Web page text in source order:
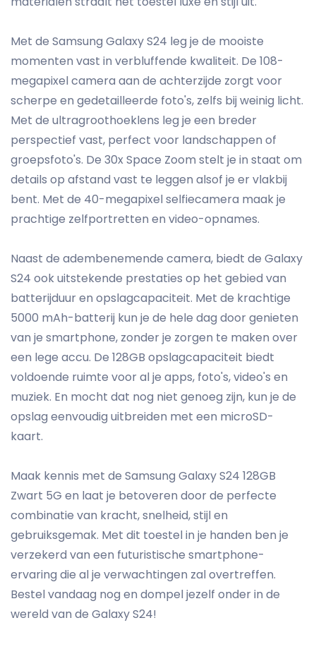
Met de Samsung Galaxy S24 leg je de mooiste
momenten vast in verbluffende kwaliteit. De 108-
megapixel camera aan de achterzijde zorgt voor
scherpe en gedetailleerde foto's, zelfs bij weinig licht.
Met de ultragroothoeklens leg je een breder
perspectief vast, perfect voor landschappen of
groepsfoto's. De 30x Space Zoom stelt je in staat om
details op afstand vast te leggen alsof je er vlakbij
bent. Met de 40-megapixel selfiecamera maak je
prachtige zelfportretten en video-opnames.
Naast de adembenemende camera, biedt de Galaxy
S24 ook uitstekende prestaties op het gebied van
batterijduur en opslagcapaciteit. Met de krachtige
5000 mAh-batterij kun je de hele dag door genieten
van je smartphone, zonder je zorgen te maken over
een lege accu. De 128GB opslagcapaciteit biedt
voldoende ruimte voor al je apps, foto's, video's en
muziek. En mocht dat nog niet genoeg zijn, kun je de
opslag eenvoudig uitbreiden met een microSD-
kaart.
Maak kennis met de Samsung Galaxy S24 128GB
Zwart 5G en laat je betoveren door de perfecte
combinatie van kracht, snelheid, stijl en
gebruiksgemak. Met dit toestel in je handen ben je
verzekerd van een futuristische smartphone-
ervaring die al je verwachtingen zal overtreffen.
Bestel vandaag nog en dompel jezelf onder in de
wereld van de Galaxy S24!